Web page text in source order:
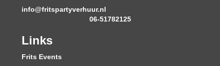
info@fritspartyverhuur.nl
06-51782125
Links
Frits Events